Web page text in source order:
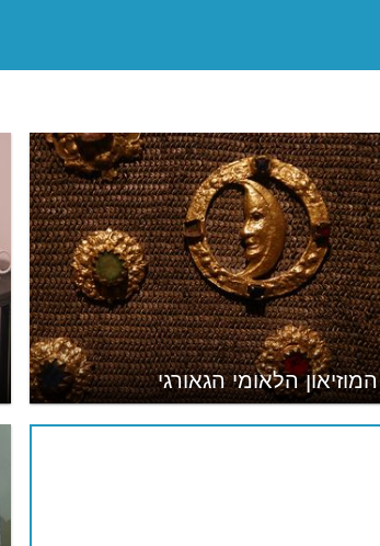
המוזיאון הלאומי הגאורגי